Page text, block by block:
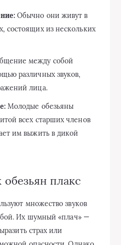
Обычно они живут в
состоящих из нескольких
между собой
различных звуков,
лица.
Молодые обезьяны
всех старших членов
им выжить в дикой
плакс
множество звуков
Их шумный «плач» —
страх или